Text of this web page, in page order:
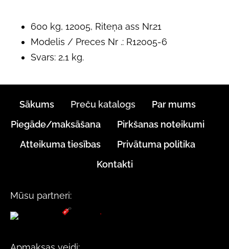
600 kg, 12005, Riteņa ass Nr.21
Modelis / Preces Nr .: R12005-6
Svars: 2,1 kg.
Sākums Preču katalogs
Par mums
Piegāde/maksāšana
Pirkšanas noteikumi
Atteikuma tiesības
Privātuma politika
Kontakti
Mūsu partneri: